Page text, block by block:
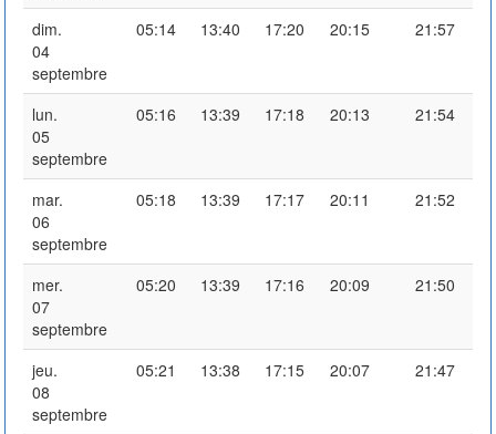
dim.
04
septembre
05:14 13:40 17:20 20:15 21:57
lun.
05
septembre
05:16 13:39 17:18 20:13 21:54
mar.
06
septembre
05:18 13:39 17:17 20:11 21:52
mer.
07
septembre
05:20 13:39 17:16 20:09 21:50
jeu.
08
septembre
05:21 13:38 17:15 20:07 21:47